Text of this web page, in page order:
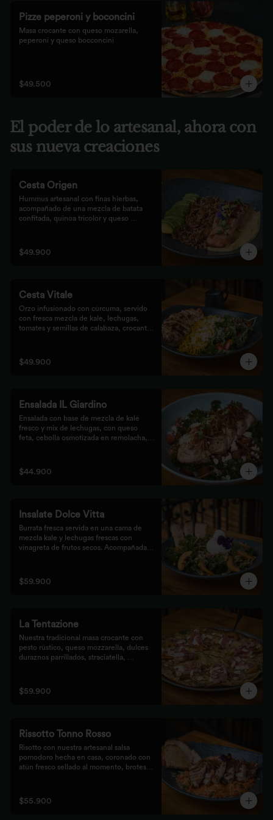
Pizze peperoni y boconcini
Masa crocante con queso mozarella,
peperoni y queso bocconcini
$49.500
El poder de lo artesanal, ahora con
sus nueva creaciones
Cesta Origen
Hummus artesanal con finas hierbas,
acompañado de una mezcla de batata
confitada, quinoa tricolor y queso
$49.900
Cesta Vitale
Orzo infusionado con cúrcuma, servido
con fresca mezcla de kale, lechugas,
tomates y semillas de calabaza, crocante
$49.900
Ensalada IL Giardino
Ensalada con base de mezcla de kale
fresco y mix de lechugas, con queso
feta, cebolla osmotizada en remolacha,
Pollo Romero y finalizada con cipolla
corcante.
$44.900
Insalate Dolce Vitta
Burrata fresca servida en una cama de
mezcla kale y lechugas frescas con
vinagreta de frutos secos. Acompañada
finalizada con bastones de pan de masa
madre al grill.
$59.900
La Tentazione
Nuestra tradicional masa crocante con
pesto rústico, queso mozzarella, dulces
duraznos parrillados, straciatella,
$59.900
Rissotto Tonno Rosso
Risotto con nuestra artesanal salsa
pomodoro hecha en casa, coronado con
atún fresco sellado al momento, brotes
grill.
$55.900